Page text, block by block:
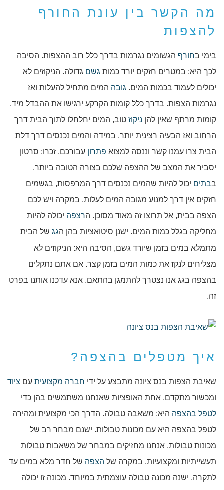
מה הקשר בין עונת החורף
להצפות
בימי בחורף הגשומים נגרמות בדרך כלל רוב ההצפות. הסיבה
לכך היא: במטרים חזקים יורד כמות גשם גדולה. הניקוזים לא
יכולים לעמוד בכמות המים. גובה המים מתחיל להעלות ואז
נגרמות הצפות. בדרך כלל קומות הקרקע ירגישו את ההבדל מיד.
קומות מרתף שאין להן ניקוז טוב, המים יחלחלו לתוך הבית דרך
הרחוב ואז הבעיה רצינית יותר. במידה והמים נכנסים דרך דלת
הבית צרו עמנו קשר וננסה למצוא פתרון עבורכם. זכרו: סרטון
יסביר את המצב של ההצפה שלכם בצורה הטובה ביותר.
בבתים יכול להיות שהמים נכנסים דרך המרפסות, בגשמים
חזקים אין דרך למנוע מגובה המים לעלות. במקרה ויש לכם
הצפה בבית, אל תרוצו זה מאוד מסוכן. הרצפה יכולה להיות
מחליקה בגלל כמות המים. ישנן סיטואציות בהן הגג של הבית
מתמלא במים בזמן שיורד גשם, הסיבה היא: הניקוזים לא
מצליחים לנקז את כמות המים בזמן קצר. אם אתם נתקלים
בהצפה בגג אנו נצטרך להתמגן בהתאם. אנא עדכנו אותנו בפרט
זה.
איך מטפלים בהצפה?
שאיבת הצפות בנס ציונה מתבצע על ידי חברה מקצועית עם ציוד
ומכשור מתקדם. אחת האופציות שאנחנו משתמשים בהן כדי
לטפל בהצפה היא: משאבה טבולה. הדרך הכי מקצועית ומהירה
לטפל בהצפה היא עם מכונות טבולות. ישנם מבחר רב של
מכונות טבולות. אנחנו מחזיקים במבחר של משאבות טבולות
תעשייתיות ומקצועיות. במקרה של הצפה של חדר מלא במים עד
לתקרה, ישנה מכונה טבולה עוצמתית במיוחד. מכונה זו יכולה